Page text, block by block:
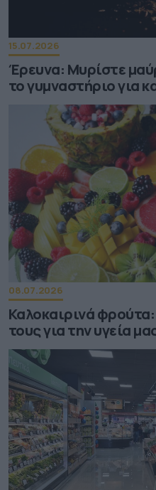
15.07.2026
Έρευνα: Μυρίστε
το γυμναστήριο για
08.07.2026
Καλοκαιρινά
τους για την υγεία